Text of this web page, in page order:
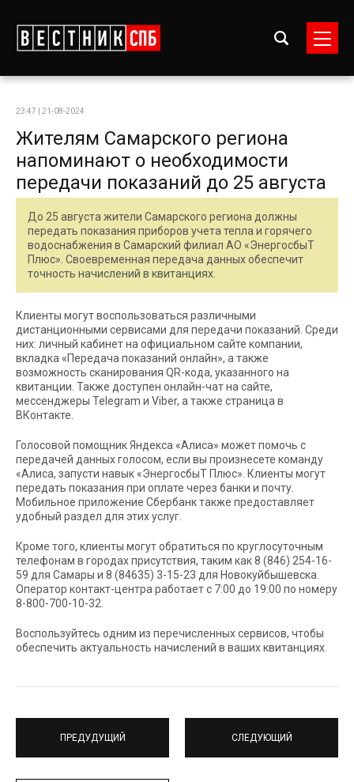
23:47 | 21-08-2024
Жителям Самарского региона
напоминают о необходимости
передачи показаний до 25 августа
До 25 августа жители Самарского региона должны
передать показания приборов учета тепла и горячего
водоснабжения в Самарский филиал АО «ЭнергосбыТ
Плюс». Своевременная передача данных обеспечит
точность начислений в квитанциях.
Клиенты могут воспользоваться различными
дистанционными сервисами для передачи показаний. Среди
них: личный кабинет на официальном сайте компании,
вкладка «Передача показаний онлайн», а также
возможность сканирования QR-кода, указанного на
квитанции. Также доступен онлайн-чат на сайте,
мессенджеры Telegram и Viber, а также страница в
ВКонтакте.
Голосовой помощник Яндекса «Алиса» может помочь с
передачей данных голосом, если вы произнесете команду
«Алиса, запусти навык «ЭнергосбыТ Плюс». Клиенты могут
передать показания при оплате через банки и почту.
Мобильное приложение Сбербанк также предоставляет
удобный раздел для этих услуг.
Кроме того, клиенты могут обратиться по круглосуточным
телефонам в городах присутствия, таким как 8 (846) 254-16-
59 для Самары и 8 (84635) 3-15-23 для Новокуйбышевска.
Оператор контакт-центра работает с 7:00 до 19:00 по номеру
8-800-700-10-32.
Воспользуйтесь одним из перечисленных сервисов, чтобы
обеспечить актуальность начислений в ваших квитанциях.
ПРЕДУДУЩИЙ СЛЕДУЮЩИЙ